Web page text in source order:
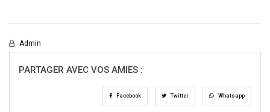
Admin
PARTAGER AVEC VOS AMIES :
Facebook Twitter Whatsapp